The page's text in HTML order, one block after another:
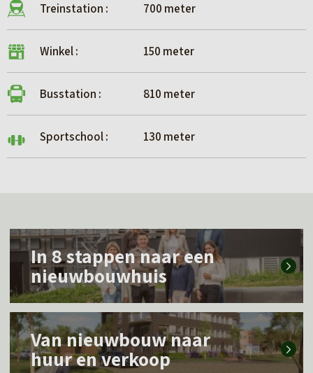
Treinstation : 700 meter
Winkel : 150 meter
Busstation : 810 meter
Sportschool : 130 meter
L
s
m
e
In 8 stappen naar een
nieuwbouwhuis
L
e
Van nieuwbouw naar
huur en verkoop